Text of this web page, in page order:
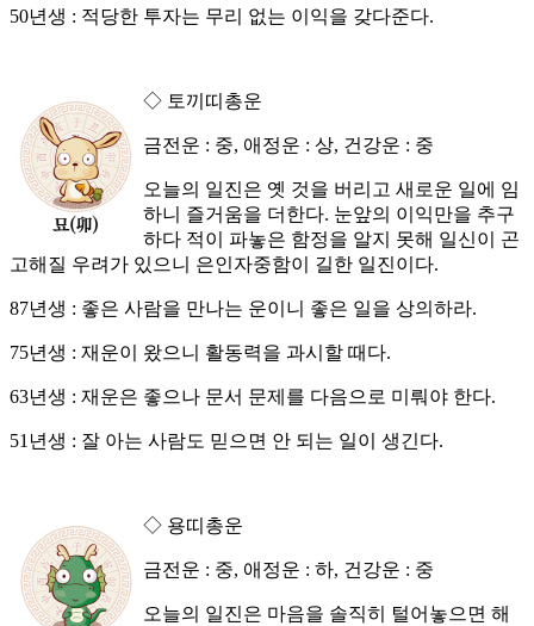
50년생 : 적당한 투자는 무리 없는 이익을 갖다준다.
◇ 토끼띠총운
금전운 : 중, 애정운 : 상, 건강운 : 중
오늘의 일진은 옛 것을 버리고 새로운 일에 임
하니 즐거움을 더한다. 눈앞의 이익만을 추구
하다 적이 파놓은 함정을 알지 못해 일신이 곤
고해질 우려가 있으니 은인자중함이 길한 일진이다.
87년생 : 좋은 사람을 만나는 운이니 좋은 일을 상의하라.
75년생 : 재운이 왔으니 활동력을 과시할 때다.
63년생 : 재운은 좋으나 문서 문제를 다음으로 미뤄야 한다.
51년생 : 잘 아는 사람도 믿으면 안 되는 일이 생긴다.
◇ 용띠총운
금전운 : 중, 애정운 : 하, 건강운 : 중
오늘의 일진은 마음을 솔직히 털어놓으면 해